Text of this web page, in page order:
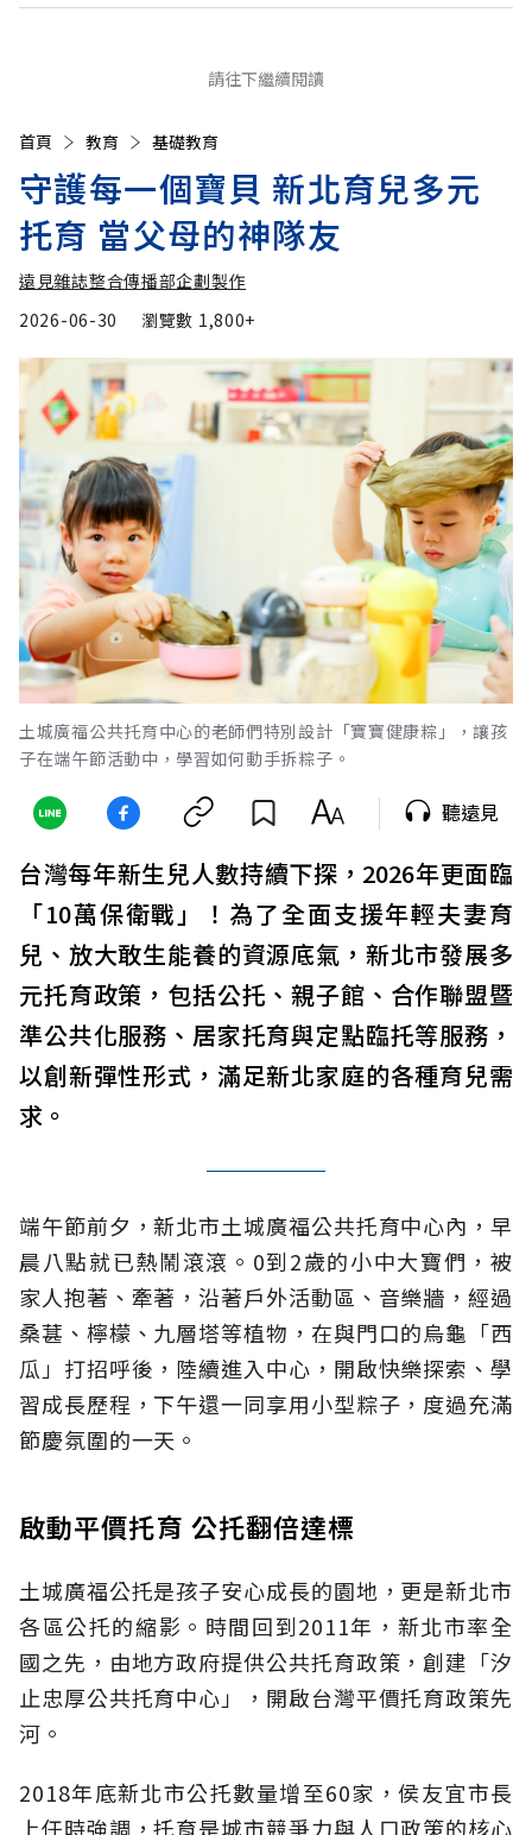
請往下繼續閱讀
首頁 教育 基礎教育
守護每一個寶貝 新北育兒多元
托育 當父母的神隊友
遠見雜誌整合傳播部企劃製作
2026-06-30
瀏覽數 1,800+
土城廣福公共托育中心的老師們特別設計「寶寶健康粽」，讓孩
子在端午節活動中，學習如何動手拆粽子。
聽遠見
台灣每年新生兒人數持續下探，2026年更面臨
「10萬保衛戰」！為了全面支援年輕夫妻育
兒、放大敢生能養的資源底氣，新北市發展多
元托育政策，包括公托、親子館、合作聯盟暨
準公共化服務、居家托育與定點臨托等服務，
以創新彈性形式，滿足新北家庭的各種育兒需
求。
端午節前夕，新北市土城廣福公共托育中心內，早
晨八點就已熱鬧滾滾。0到2歲的小中大寶們，被
家人抱著、牽著，沿著戶外活動區、音樂牆，經過
桑葚、檸檬、九層塔等植物，在與門口的烏龜「西
瓜」打招呼後，陸續進入中心，開啟快樂探索、學
習成長歷程，下午還一同享用小型粽子，度過充滿
節慶氛圍的一天。
啟動平價托育 公托翻倍達標
土城廣福公托是孩子安心成長的園地，更是新北市
各區公托的縮影。時間回到2011年，新北市率全
國之先，由地方政府提供公共托育政策，創建「汐
止忠厚公共托育中心」，開啟台灣平價托育政策先
河。
2018年底新北市公托數量增至60家，侯友宜市長
上任時強調，托育是城市競爭力與人口政策的核心